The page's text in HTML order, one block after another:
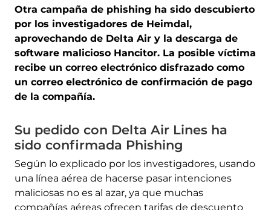
Otra campaña de phishing ha sido descubierto
por los investigadores de Heimdal,
aprovechando de Delta Air y la descarga de
software malicioso Hancitor. La posible víctima
recibe un correo electrónico disfrazado como
un correo electrónico de confirmación de pago
de la compañía.
Su pedido con Delta Air Lines ha
sido confirmada Phishing
Según lo explicado por los investigadores, usando
una línea aérea de hacerse pasar intenciones
maliciosas no es al azar, ya que muchas
compañías aéreas ofrecen tarifas de descuento